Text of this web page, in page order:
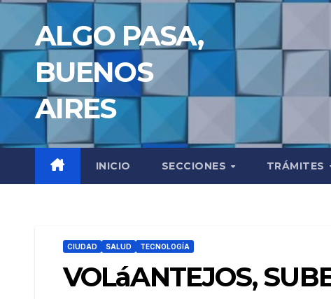
Saltar
contenidoALGO PASA,
BUENOS
AIRES
INICIO SECCIONES TRÁMITES
CIUDAD SALUD TECNOLOGÍA
VOLáANTEJOS,